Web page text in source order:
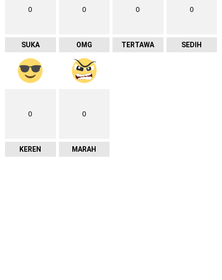
0
SUKA
0
OMG
0
TERTAWA
0
SEDIH
0
KEREN
0
MARAH